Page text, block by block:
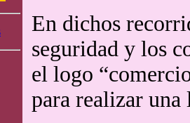
En dichos
seguridad y los
el logo
para realizar una